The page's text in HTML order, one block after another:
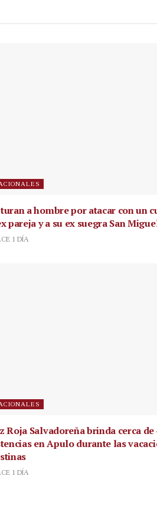
a hombre por atacar con un
pareja y a su ex suegra San
1 DÍA
Roja Salvadoreña brinda cerca de
en Apulo durante las
1 DÍA